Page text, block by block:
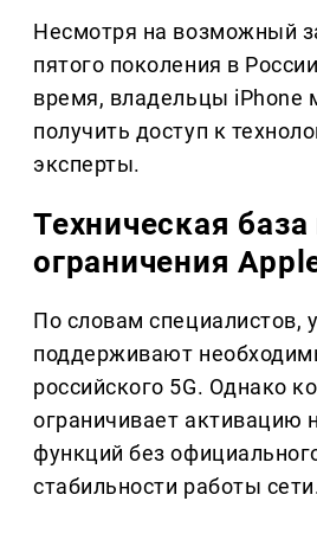
Несмотря на возможный
пятого поколения в
время, владельцы iPhone
получить доступ к
эксперты.
Техническая база
ограничения
По словам специалистов,
поддерживают
российского 5G. Однако
ограничивает активацию
функций без
стабильности работы